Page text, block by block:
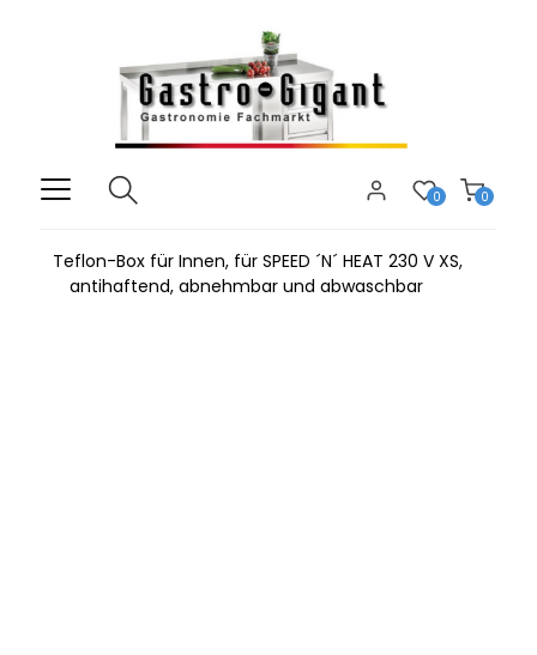
0
0
Teflon-Box für Innen, für SPEED ´N´ HEAT 230 V XS,
antihaftend, abnehmbar und abwaschbar